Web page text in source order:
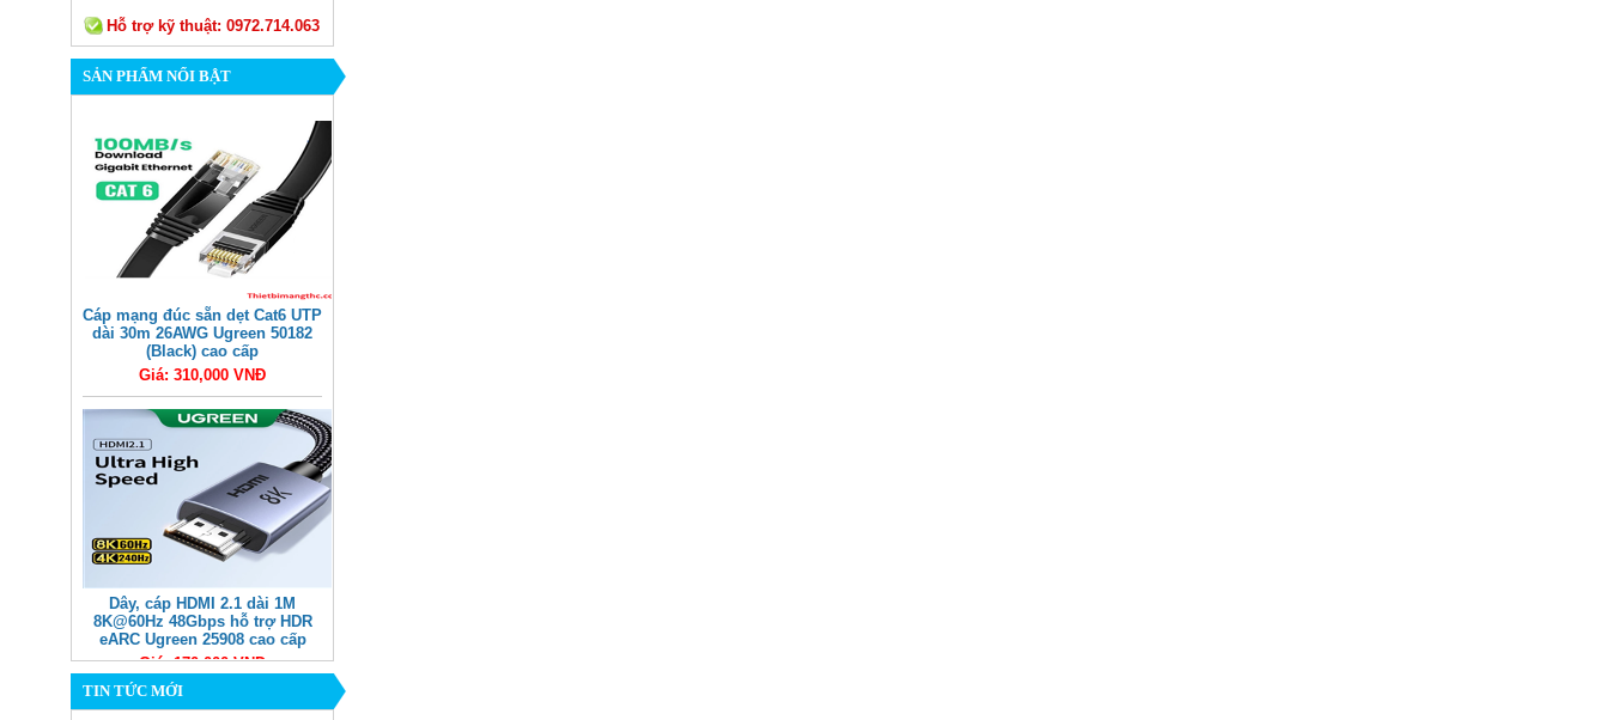
Hỗ trợ kỹ thuật: 0972.714.063
SẢN PHẨM NỔI BẬT
Cáp mạng đúc sẵn dẹt Cat6 UTP
dài 30m 26AWG Ugreen 50182
(Black) cao cấp
Giá: 310,000 VNĐ
Dây, cáp HDMI 2.1 dài 1M
8K@60Hz 48Gbps hỗ trợ HDR
eARC Ugreen 25908 cao cấp
Giá: 170,000 VNĐ
TIN TỨC MỚI